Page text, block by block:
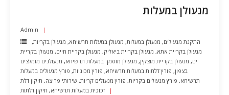
מנעולן במעלות
Admin
התקנת מנעולים, מנעולן במעלות, מנעולן במעלות תרשיחא, מנעולן בקריות,
מנעולן בקריית אתא, מנעולן בקריית ביאליק, מנעולן בקריית חיים, מנעולן בקריית
ים, מנעולן בקריית מוצקין, מנעולן מוסמך במעלות תרשיחא, מנעולנים מומלצים
בצפון, פורץ דלתות במעלות תרשיחא, פורץ מכוניות, פורץ מנעולים במעלות
תרשיחא, פורץ מנעולים בקריות, פורץ מנעולים קריות, שירותי פריצה, תיקון דלת
זכוכית במעלות תרשיחא, תיקון דלתות